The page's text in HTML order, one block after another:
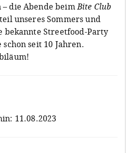
– die Abende beimBite Club
unseres Sommers und
bekannte Streetfood-Party
seit 10 Jahren.
11.08.2023